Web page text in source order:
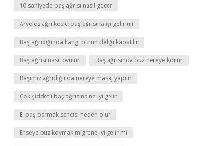
10 saniyede baş ağrısı nasıl geçer
Arveles ağrı kesici baş ağrısına iyi gelir mi
Baş ağrıdığında hangi burun deliği kapatılır
Baş ağrısı nasıl ovulur Baş ağrısında buz nereye konur
Başımız ağrıdığında nereye masaj yapılır
Çok şiddetli baş ağrısına ne iyi gelir
El baş parmak sancısı neden olur
Enseye buz koymak migrene iyi gelir mi